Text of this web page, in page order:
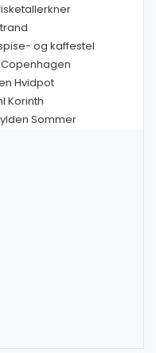
og kaffestel
Hvidpot
Korinth
Sommer